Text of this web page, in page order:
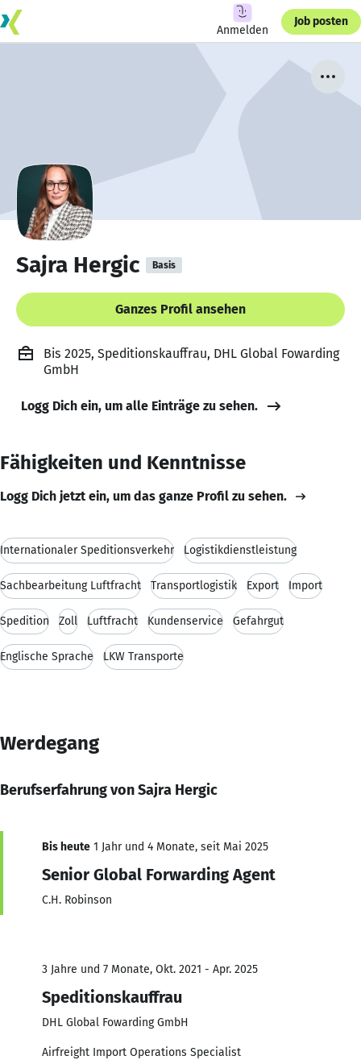
Anmelden
Job posten
Sajra Hergic Basis
Ganzes Profil ansehen
Bis 2025, Speditionskauffrau, DHL Global Fowarding
GmbH
Logg Dich ein, um alle Einträge zu sehen.
Fähigkeiten und Kenntnisse
Logg Dich jetzt ein, um das ganze Profil zu sehen.
Internationaler Speditionsverkehr Logistikdienstleistung
Sachbearbeitung Luftfracht Transportlogistik Export Import
Spedition Zoll Luftfracht Kundenservice Gefahrgut
Englische Sprache LKW Transporte
Werdegang
Berufserfahrung von Sajra Hergic
Bis heute 1 Jahr und 4 Monate, seit Mai 2025
Senior Global Forwarding Agent
C.H. Robinson
3 Jahre und 7 Monate, Okt. 2021 - Apr. 2025
Speditionskauffrau
DHL Global Fowarding GmbH
Airfreight Import Operations Specialist